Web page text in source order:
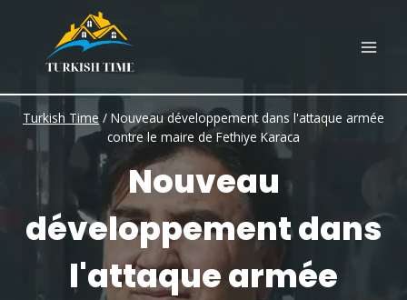
content
Turkish Time / Nouveau développement dans l'attaque armée
contre le maire de Fethiye Karaca
Nouveau
développement dans
l'attaque armée